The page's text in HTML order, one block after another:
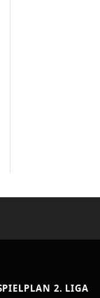
2. LIGA